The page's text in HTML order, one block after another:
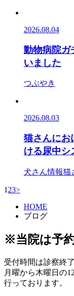
2026.08.04
動物病院ガ
いました
つぶやき
2026.08.03
猫さんにお
ける尿中シ
犬さん情報猫
1 23>
HOME
ブログ
※当院は予
受付時間は診察終
月曜から木曜日の
行っております。